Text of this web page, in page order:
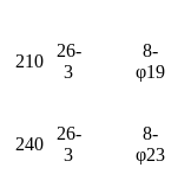
210
26-
3
8-
φ19
240
26-
3
8-
φ23